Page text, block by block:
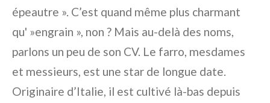
épeautre ». C’est quand même plus charmant
qu' »engrain », non ? Mais au-delà des noms,
parlons un peu de son CV. Le farro, mesdames
et messieurs, est une star de longue date.
Originaire d’Italie, il est cultivé là-bas depuis